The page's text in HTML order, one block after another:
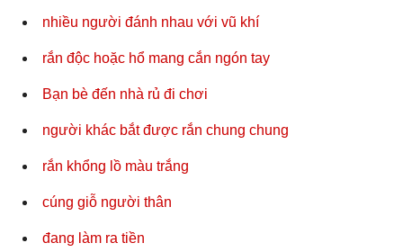
nhiều người đánh nhau với vũ khí
rắn độc hoặc hổ mang cắn ngón tay
Bạn bè đến nhà rủ đi chơi
người khác bắt được rắn chung chung
rắn khổng lồ màu trắng
cúng giỗ người thân
đang làm ra tiền